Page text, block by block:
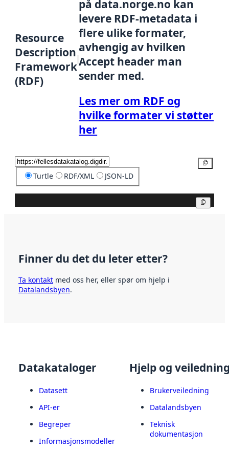
Resource
Description
Framework
(RDF)
på data.norge.no kan
levere RDF-metadata i
flere ulike formater,
avhengig av hvilken
Accept header man
sender med.
Les mer om RDF og
hvilke formater vi støtter
her
Turtle RDF/XML JSON-LD
Finner du det du leter etter?
Ta kontakt med oss her, eller spør om hjelp i
Datalandsbyen.
Datakataloger
Datasett
API-er
Begreper
Informasjonsmodeller
Hjelp og
Brukerveiledning
Datalandsbyen
Teknisk
dokumentasjon